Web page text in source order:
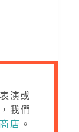
演或
我們
店 。